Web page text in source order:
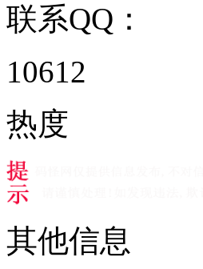
联系QQ：
10612
热度
其他信息